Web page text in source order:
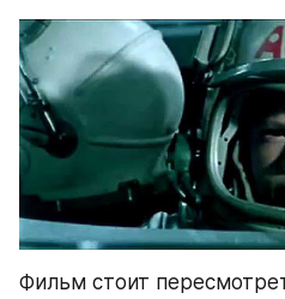
Фильм стоит